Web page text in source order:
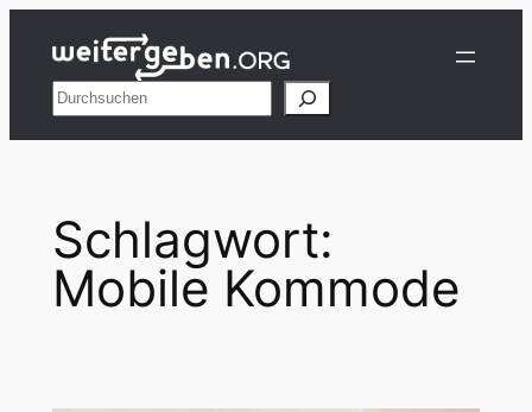
Inhalt
springenSuchen
Schlagwort:
Mobile Kommode